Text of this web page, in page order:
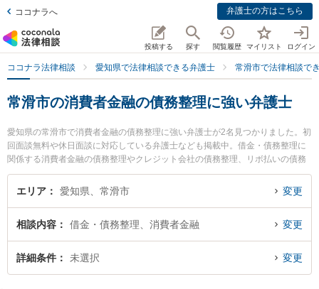
ココナラへ 弁護士の方はこちら
投稿する 探す 閲覧履歴 マイリスト ログイン
ココナラ法律相談 愛知県で法律相談できる弁護士 常滑市で法律相談で
常滑市の消費者金融の債務整理に強い弁護士
愛知県の常滑市で消費者金融の債務整理に強い弁護士が2名見つかりました。初
回面談無料や休日面談に対応している弁護士なども掲載中。借金・債務整理に
関係する消費者金融の債務整理やクレジット会社の債務整理、リボ払いの債務
整理等の細かな分野での絞り込み検索もでき便利です。特にとこなめ法律事務
所の伊藤 真悟弁護士やのぞみの森法律事務所の森下 裕介弁護士のプロフィール
費者金融の債務整理のトラブル解決の実績豊富な近くの弁護士を検索したい』
『初回相談無料で消費者金融の債務整理を法律相談できる常滑市内の弁護士に
相談予約したい』などでお困りの相談者さんにおすすめです。
エリア 愛知県、常滑市 変更
相談内容 借金・債務整理、消費者金融 変更
詳細条件 未選択 変更